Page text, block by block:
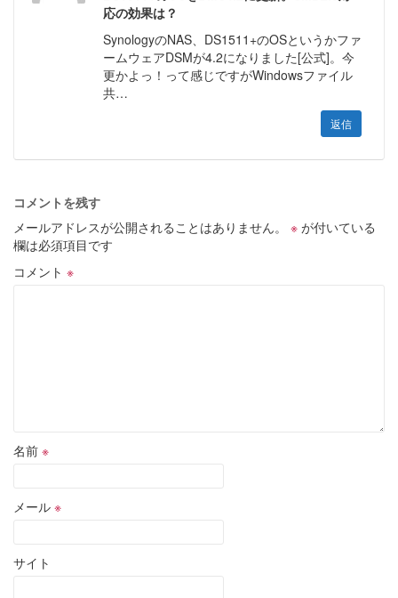
応の効果は？
SynologyのNAS、DS1511+のOSというかファ
ームウェアDSMが4.2になりました[公式]。今
更かよっ！って感じですがWindowsファイル
共…
返信
コメントを残す
メールアドレスが公開されることはありません。
※ が付いている
欄は必須項目です
コメント ※
名前 ※
メール ※
サイト